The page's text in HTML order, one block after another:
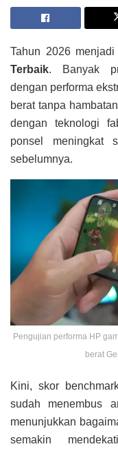
Tahun 2026
Terbaik. Banyak
dengan performa
berat tanpa
dengan teknologi
ponsel meningkat
sebelumnya.
Pengujian performa HP
berat
Kini, skor
sudah menembus
menunjukkan
semakin